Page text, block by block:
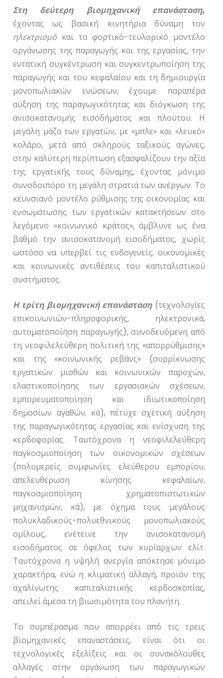
Στη δεύτερη βιομηχανική επανάσταση,
έχοντας ως βασική κινητήρια δύναμη τον
ηλεκτρισμό και το φορτικό-τεϋλορικό μοντέλο
οργάνωσης της παραγωγής και της εργασίας, την
εντατική συγκέντρωση και συγκεντρωποίηση της
παραγωγής και του κεφαλαίου και τη δημιουργία
μονοπωλιακών ενώσεων, έχουμε παραπέρα
αύξηση της παραγωγικότητας και διόγκωση της
ανισοκατανομής εισοδήματος και πλούτου. Η
μεγάλη μάζα των εργατών, με «μπλε» και «λευκό»
κολάρο, μετά από σκληρούς ταξικούς αγώνες,
στην καλύτερη περίπτωση εξασφαλίζουν την αξία
της εργατικής τους δύναμης, έχοντας μόνιμο
συνοδοιπόρο τη μεγάλη στρατιά των ανέργων. Το
κεϋνσιανό μοντέλο ρύθμισης της οικονομίας και
ενσωμάτωσης των εργατικών κατακτήσεων στο
λεγόμενο «κοινωνικό κράτος», άμβλυνε ως ένα
βαθμό την ανισοκατανομή εισοδήματος, χωρίς
ωστόσο να υπερβεί τις ενδογενείς, οικονομικές
και κοινωνικές αντιθέσεις του καπιταλιστικού
συστήματος.
Η τρίτη βιομηχανική επανάσταση (τεχνολογίες
επικοινωνιών-πληροφορικής, ηλεκτρονικά,
αυτοματοποίηση παραγωγής), συνοδευόμενη από
τη νεοφιλελεύθερη πολιτική της «απορρύθμισης»
και της «κοινωνικής ρεβάνς» (συρρίκνωσης
εργατικών μισθών και κοινωνικών παροχών,
ελαστικοποίησης των εργασιακών σχέσεων,
εμπορευματοποίηση και ιδιωτικοποίηση
δημοσίων αγαθών, κά), πέτυχε σχετική αύξηση
της παραγωγικότητας εργασίας και ενίσχυση της
κερδοφορίας. Ταυτόχρονα η νεοφιλελεύθερη
παγκοσμιοποίηση των οικονομικών σχέσεων
(πολυμερείς συμφωνίες ελεύθερου εμπορίου,
απελευθέρωση κίνησης κεφαλαίων,
παγκοσμιοποίηση χρηματοπιστωτικών
μηχανισμών, κά), με όχημα τους μεγάλους
πολυκλαδικούς-πολυεθνικούς μονοπωλιακούς
ομίλους, ενέτεινε την ανισοκατανομή
εισοδήματος σε όφελος των κυρίαρχων ελίτ.
Ταυτόχρονα η υψηλή ανεργία απόκτησε μόνιμο
χαρακτήρα, ενώ η κλιματική αλλαγή, προϊόν της
αχαλίνωτης καπιταλιστικής κερδοσκοπίας,
απειλεί άμεσα τη βιωσιμότητα του πλανήτη.
Το συμπέρασμα που απορρέει από τις τρεις
βιομηχανικές επαναστάσεις, είναι ότι οι
τεχνολογικές εξελίξεις και οι συνακόλουθες
αλλαγές στην οργάνωση των παραγωγικών